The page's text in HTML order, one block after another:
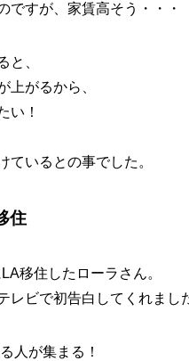
ですが、家賃高そう・・・
と、
上がるから、
い！
ているとの事でした。
住
移住したローラさん。
レビで初告白してくれまし
人が集まる！